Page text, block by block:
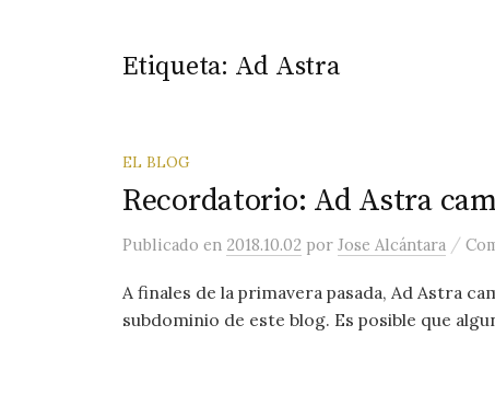
Etiqueta: Ad Astra
EL BLOG
Recordatorio: Ad Astra
Publicado en 2018.10.02 por Jose Alcántara /
A finales de la primavera pasada, Ad Astra
subdominio de este blog. Es posible que